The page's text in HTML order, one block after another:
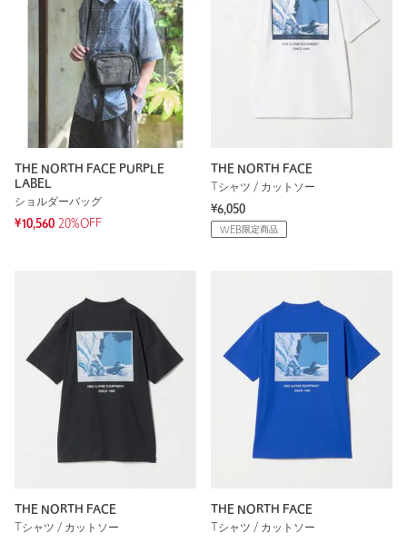
THE NORTH FACE PURPLE
LABEL
ショルダーバッグ
¥10,560 20%OFF
THE NORTH FACE
Tシャツ / カットソー
¥6,050
WEB限定商品
THE NORTH FACE
Tシャツ / カットソー
THE NORTH FACE
Tシャツ / カットソー